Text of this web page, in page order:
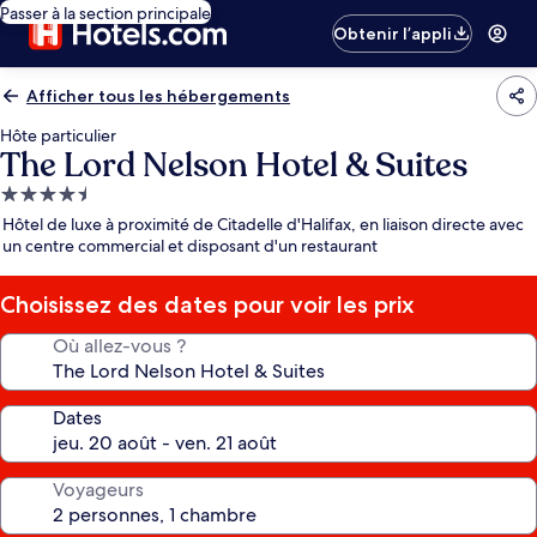
Passer à la section principale
Obtenir l’appli
Afficher tous les hébergements
Hôte particulier
The Lord Nelson Hotel & Suites
Hébergement
4.5 étoiles
Hôtel de luxe à proximité de Citadelle d'Halifax, en liaison directe avec
un centre commercial et disposant d'un restaurant
Choisissez des dates pour voir les prix
Où allez-vous ?
Dates
Voyageurs